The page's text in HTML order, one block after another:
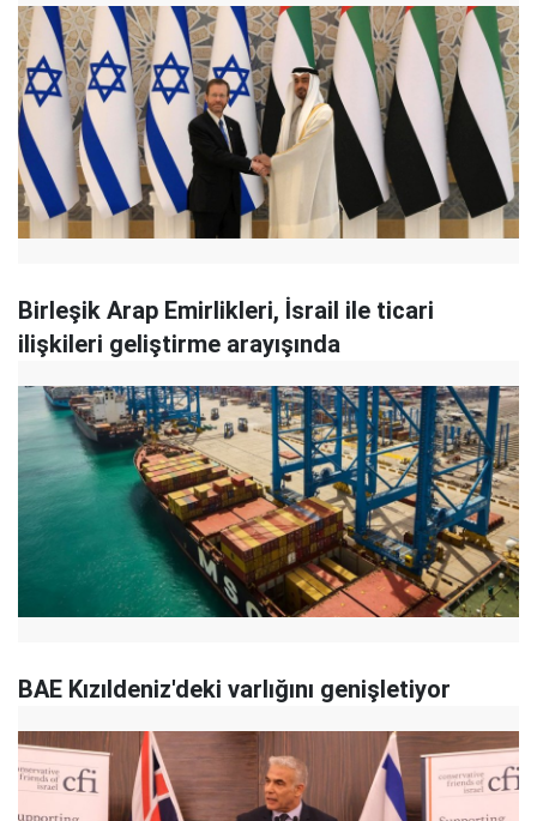
Birleşik Arap Emirlikleri, İsrail ile ticari
ilişkileri geliştirme arayışında
BAE Kızıldeniz'deki varlığını genişletiyor